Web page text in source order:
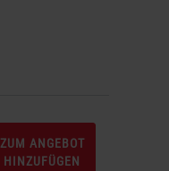
ZUM ANGEBOT
HINZUFÜGEN